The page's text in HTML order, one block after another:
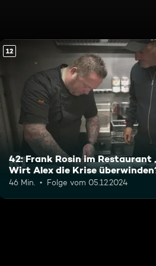
12
42: Frank Rosin im Restaurant
Wirt Alex die Krise
46 Min. Folge vom 05.12.2024